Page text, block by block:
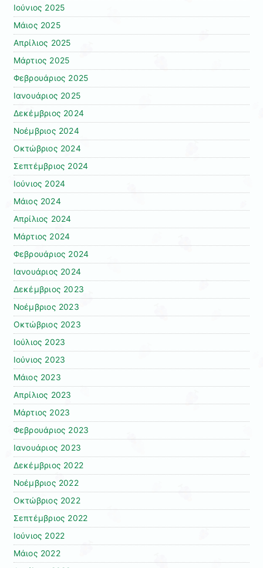
Ιούνιος 2025
Μάιος 2025
Απρίλιος 2025
Μάρτιος 2025
Φεβρουάριος 2025
Ιανουάριος 2025
Δεκέμβριος 2024
Νοέμβριος 2024
Οκτώβριος 2024
Σεπτέμβριος 2024
Ιούνιος 2024
Μάιος 2024
Απρίλιος 2024
Μάρτιος 2024
Φεβρουάριος 2024
Ιανουάριος 2024
Δεκέμβριος 2023
Νοέμβριος 2023
Οκτώβριος 2023
Ιούλιος 2023
Ιούνιος 2023
Μάιος 2023
Απρίλιος 2023
Μάρτιος 2023
Φεβρουάριος 2023
Ιανουάριος 2023
Δεκέμβριος 2022
Νοέμβριος 2022
Οκτώβριος 2022
Σεπτέμβριος 2022
Ιούνιος 2022
Μάιος 2022